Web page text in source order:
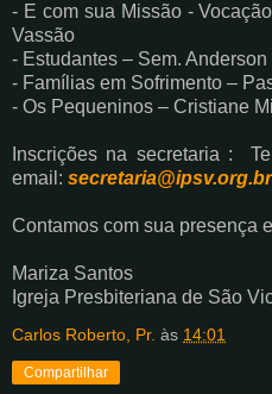
- E com sua Missão -
Vassão
- Estudantes – Sem. Anderson
- Famílias em Sofrimento –
- Os Pequeninos – Cristiane
Inscrições na secretaria :
email: secretaria@ipsv.org.br
Contamos com sua presença
Mariza Santos
Igreja Presbiteriana de São
Carlos Roberto, Pr. às 14:01
Compartilhar